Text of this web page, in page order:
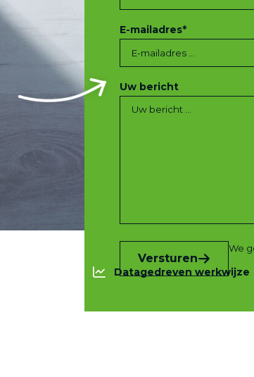
E-mailadres*
Uw bericht
Versturen
We
Datagedreven werkwijze